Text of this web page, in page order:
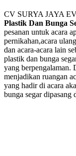
CV SURYA JAYA
Plastik Dan Bunga
pesanan untuk acara
pernikahan,acara
dan acara-acara lain
plastik dan bunga
yang berpengalaman.
menjadikan ruangan
yang hadir di acara
bunga segar dipasang